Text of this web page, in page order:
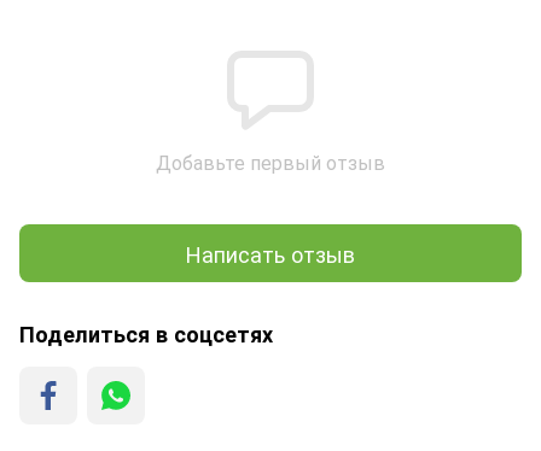
Добавьте первый отзыв
Написать отзыв
Поделиться в соцсетях